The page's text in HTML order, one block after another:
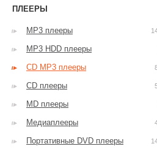
ПЛЕЕРЫ
MP3 плееры
MP3 HDD плееры
CD MP3 плееры
CD плееры
MD плееры
Медиаплееры
Портативные DVD плееры